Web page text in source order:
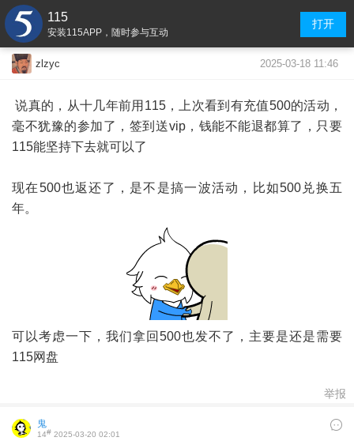
115
安装115APP，随时参与互动
打开
zlzyc 2025-03-18 11:46
说真的，从十几年前用115，上次看到有充值500的活动，
毫不犹豫的参加了，签到送vip，钱能不能退都算了，只要
115能坚持下去就可以了
现在500也返还了，是不是搞一波活动，比如500兑换五
年。
可以考虑一下，我们拿回500也发不了，主要是还是需要
115网盘
举报
鬼
14# 2025-03-20 02:01